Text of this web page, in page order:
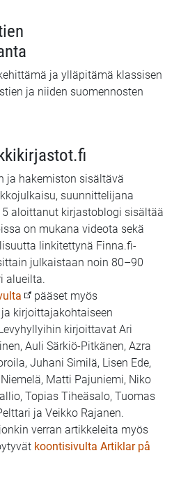
ja ylläpitämä klassisen
ja niiden suomennosten
ja hakemiston sisältävä
suunnittelijana
aloittanut kirjastoblogi sisältää
on mukana videota sekä
linkitettynä Finna.fi-
julkaistaan noin 80–90
alueilta.
pääset myös
kirjoittajakohtaiseen
kirjoittavat Ari
Auli Särkiö-Pitkänen, Azra
Juhani Similä, Lisen Ede,
Matti Pajuniemi, Niko
Topias Tiheäsalo, Tuomas
ja Veikko Rajanen.
verran artikkeleita myös
koontisivulta Artiklar på